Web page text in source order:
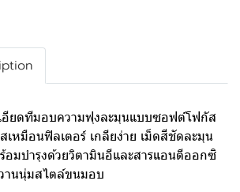
อียดทีมอบความฟุงละมุนแบบซอฟต์โฟกัส
เหมือนฟิลเตอร์ เกลียง่าย เม็ดสีชัดละมุน
อมบํารุงด้วยวิตามินอีและสารแอนตีออกซิ
นนุ่มสไตล์ขนมอบ